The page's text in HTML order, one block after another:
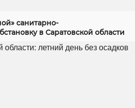
санитарно-
в Саратовской области